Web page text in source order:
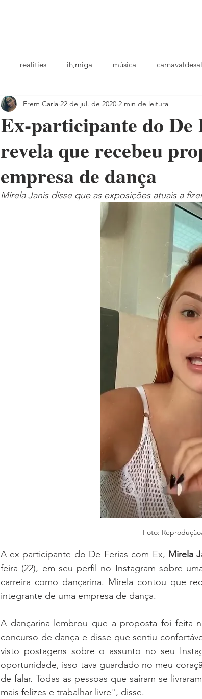
realities ih,miga música
looks podcast playlists
Ex-participante do De
revela que recebeu
empresa de dança
Erem Carla 22 de jul. de 2020 2 min de leitura
Mirela Janis disse que as exposições atuais a
Foto:
A ex-participante do De Ferias com Ex, Mirela
feira (22), em seu perfil no Instagram sobre
carreira como dançarina. Mirela contou que
integrante de uma empresa de dança.
A dançarina lembrou que a proposta foi feita
concurso de dança e disse que sentiu
visto postagens sobre o assunto no seu
oportunidade, isso tava guardado no meu
de falar. Todas as pessoas que saíram se
mais felizes e trabalhar livre", disse.